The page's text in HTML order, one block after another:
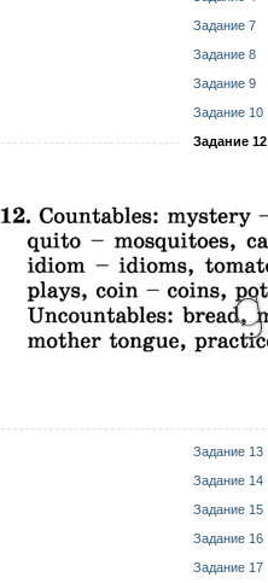
Задание 7
Задание 8
Задание 9
Задание 10
Задание 12
Задание 13
Задание 14
Задание 15
Задание 16
Задание 17